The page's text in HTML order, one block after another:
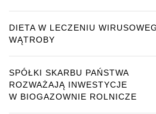
DIETA W LECZENIU
WĄTROBY
SPÓŁKI SKARBU PAŃSTWA
ROZWAŻAJĄ INWESTYCJE
W BIOGAZOWNIE ROLNICZE